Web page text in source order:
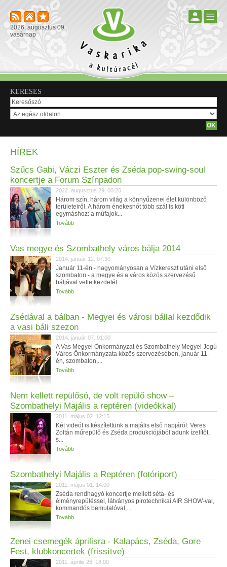
2026. augusztus 09.
vasárnap
KERESÉS
HÍREK
Szűcs Gabi, Váczi Eszter és Zséda pop-swing-soul
koncertje a Forum Színpadon
2022. augusztus 29. 00:25
Három szín, három világ a könnyűzenei élet különböző
területeiről. A három énekesnőt több szál is köti
egymáshoz: a műfajok...
Tovább
Vas megye és Szombathely város bálja 2014
2014. január 12. 07:30
Január 11-én - hagyományosan a Vízkereszt utáni első
szombaton - a megye és a város közös szervezésű
báljával vette kezdetét...
Tovább
Zsédával a bálban - Megyei és városi bállal kezdődik
a vasi báli szezon
2014. január 07. 01:00
A Vas Megyei Önkormányzat és Szombathely Megyei Jogú
Város Önkormányzata közös szervezésében, január 11-
én, szombaton,...
Tovább
Nem kellett repülősó, de volt repülő show –
Szombathelyi Majális a reptéren (videókkal)
2011. május 02. 12:15
Két videót is készítettünk a majális első napjáról: Veres
Zoltán műrepülő és Zséda produkciójából adunk ízelítőt,
s...
Tovább
Szombathelyi Majális a Reptéren (fotóriport)
2011. május 01. 14:00
Zséda rendhagyó koncertje mellett séta- és
élményrepüléssel, látványos pirotechnikai AIR SHOW-val,
kommandós bemutatóval,...
Tovább
Zenei csemegék áprilisra - Kalapács, Zséda, Gore
Fest, klubkoncertek (frissítve)
2011. április 26. 18:00